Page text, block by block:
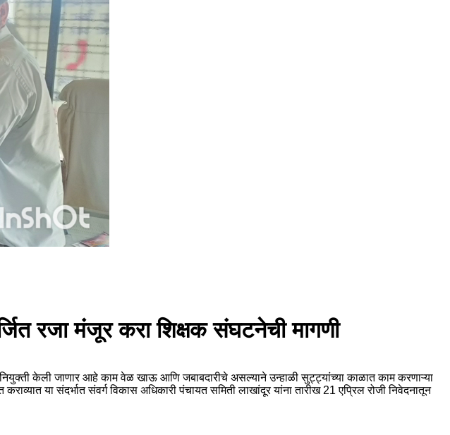
रजा मंजूर करा शिक्षक संघटनेची मागणी
नियुक्ती केली जाणार आहे काम वेळ खाऊ आणि जबाबदारीचे असल्याने उन्हाळी सुट्ट्यांच्या काळात काम करणाऱ्या
या संदर्भात संवर्ग विकास अधिकारी पंचायत समिती लाखांदूर यांना तारीख 21 एप्रिल रोजी निवेदनातून